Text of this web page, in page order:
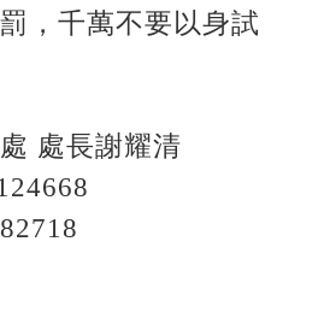
，千萬不要以身試
處長謝耀清